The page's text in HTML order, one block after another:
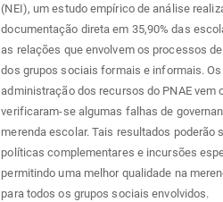
(NEI), um estudo empírico de análise
documentação direta em 35,90% das
as relações que envolvem os processos
dos grupos sociais formais e informais.
administração dos recursos do PNAE
verificaram-se algumas falhas de
merenda escolar. Tais resultados poderão
políticas complementares e incursões
permitindo uma melhor qualidade na
para todos os grupos sociais envolvidos.